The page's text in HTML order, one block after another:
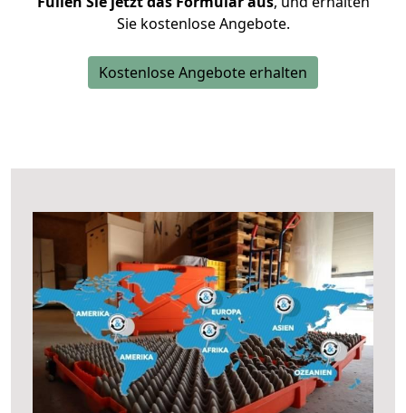
Sie kostenlose Angebote.
Kostenlose Angebote erhalten